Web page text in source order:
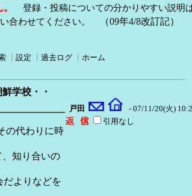
登録・投稿についての分かりやすい説明
合わせてください。 （09年4/8改訂
設定 過去ログ
ホーム
学校・・
戸田 - 07/11/20(火)
の代わりに時
、知り合いの
だよりなどを
引用なし